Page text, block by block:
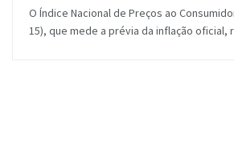
O Índice Nacional de Preços ao
15), que mede a prévia da inflação oficial,